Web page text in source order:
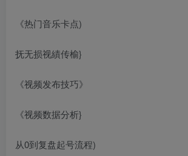
《热门音乐卡点)
抚无损视績传榆}
《视频发布技巧》
《视频数据分析}
从0到复盘起号流程)